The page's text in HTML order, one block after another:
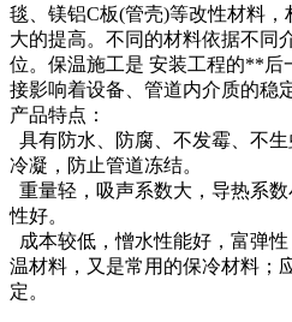
毯、镁铝C板(管壳)等改性材料
大的提高。不同的材料依据不同
位。保温施工是 安装工程的**后
接影响着设备、管道内介质的稳
产品特点：
具有防水、防腐、不发霉、不
冷凝，防止管道冻结。
重量轻，吸声系数大，导热系
性好。
成本较低，憎水性能好，富弹
温材料，又是常用的保冷材料；
定。